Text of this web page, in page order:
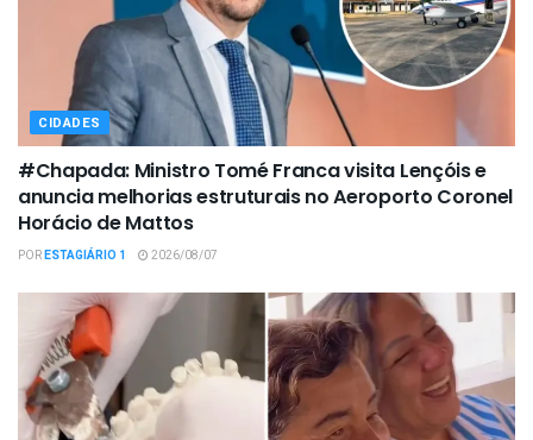
CIDADES
#Chapada: Ministro Tomé Franca visita Lençóis e
anuncia melhorias estruturais no Aeroporto Coronel
Horácio de Mattos
PORESTAGIÁRIO 1 2026/08/07